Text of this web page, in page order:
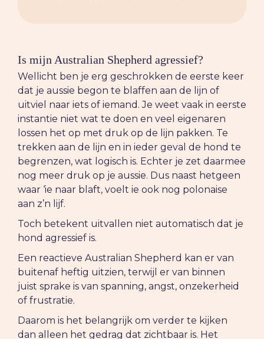
Is mijn Australian Shepherd agressief?
Wellicht ben je erg geschrokken de eerste keer
dat je aussie begon te blaffen aan de lijn of
uitviel naar iets of iemand. Je weet vaak in eerste
instantie niet wat te doen en veel eigenaren
lossen het op met druk op de lijn pakken. Te
trekken aan de lijn en in ieder geval de hond te
begrenzen, wat logisch is. Echter je zet daarmee
nog meer druk op je aussie. Dus naast hetgeen
waar ‘ie naar blaft, voelt ie ook nog polonaise
aan z’n lijf.
Toch betekent uitvallen niet automatisch dat je
hond agressief is.
Een reactieve Australian Shepherd kan er van
buitenaf heftig uitzien, terwijl er van binnen
juist sprake is van spanning, angst, onzekerheid
of frustratie.
Daarom is het belangrijk om verder te kijken
dan alleen het gedrag dat zichtbaar is. Het